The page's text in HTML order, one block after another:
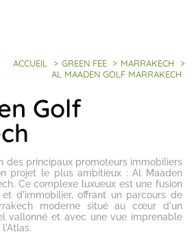
ACCUEIL > GREEN FEE > MARRAKECH
>
AL MAADEN GOLF MARRAKECH
Golf
des principaux promoteurs immobiliers
projet le plus ambitieux :Al Maaden
. Ce complexe luxueux est une fusion
d'immobilier, offrant un parcours de
moderne situé au cœur d'un
vallonné et avec une vue imprenable